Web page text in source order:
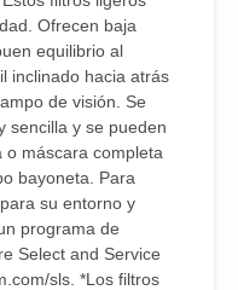
Ofrecen baja
equilibrio al
inclinado hacia atrás
de visión. Se
sencilla y se pueden
o máscara completa
bayoneta. Para
su entorno y
programa de
Select and Service
sls. *Los filtros